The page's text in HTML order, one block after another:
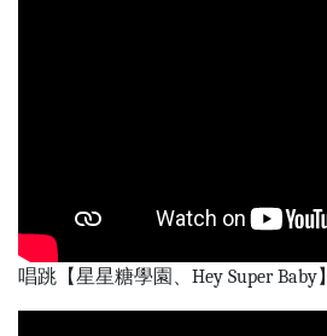
唱跳【星星糖學園、Hey Super Baby】